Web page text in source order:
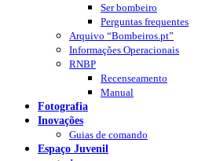
Ser bombeiro
Perguntas frequentes
Arquivo “Bombeiros.pt”
Informações Operacionais
RNBP
Recenseamento
Manual
Fotografia
Inovações
Guias de comando
Espaço Juvenil